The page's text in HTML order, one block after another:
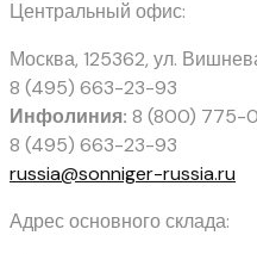
Центральный офис:
Москва, 125362, ул.
8 (495) 663-23-93
Инфолиния: 8 (800) 775-
8 (495) 663-23-93
russia@sonniger-russia.ru
Адрес основного склада: